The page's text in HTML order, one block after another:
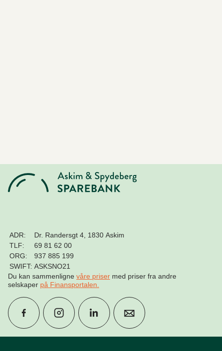
ADR:
Dr. Randersgt 4, 1830 Askim
TLF:
69 81 62 00
ORG:
937 885 199
SWIFT: ASKSNO21
Du kan sammenligne våre priser med priser fra andre
selskaper på Finansportalen